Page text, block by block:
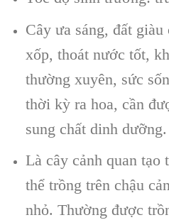
Cây ưa sáng, đất
xốp, thoát nước tốt,
thường xuyên, sức
thời kỳ ra hoa, cần
sung chất dinh dưỡng.
Là cây cảnh quan tạo
thể trồng trên chậu
nhỏ. Thường được